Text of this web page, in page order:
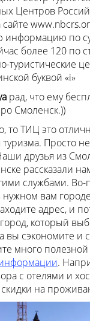
Центров
информацию по
более 120 по
туристические
буквой «i»
рад, что ему
Смоленск.))
то ТИЦ это
туризма. Просто
друзья из
рассказали
службами.
вам
адрес, и
город, который
вы сэкономите и
много полезной
.
с отелями и
на